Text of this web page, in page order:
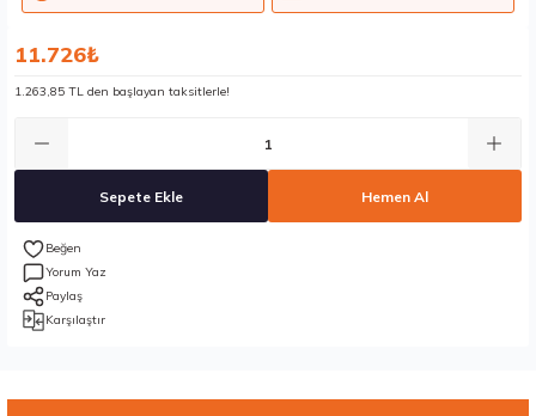
11.726₺
1.263,85 TL den başlayan taksitlerle!
Sepete Ekle Hemen Al
Yorum Yaz
Paylaş
Karşılaştır